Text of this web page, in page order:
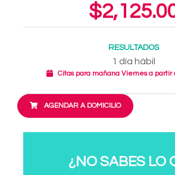
RESULTADOS
1 día hábil
Citas para mañana Viernes a partir
AGENDAR A DOMICILIO
¿NO SABES LO